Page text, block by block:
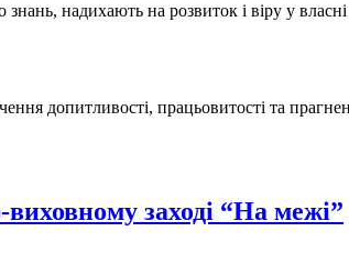
надихають на розвиток і віру у
допитливості, працьовитості та
заході “На межі”